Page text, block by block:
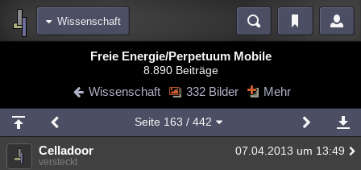
Wissenschaft
Blogs Videos
Chat Wiki Neuigkeiten
meine Rubriken
Menschen Wissenschaft Mystery Kriminalfälle
Freie Energie/Perpetuum Mobile
8.890 Beiträge
Wissenschaft 332 Bilder Mehr
Seite 163 / 442
Celladoor 07.04.2013 um 13:49
versteckt